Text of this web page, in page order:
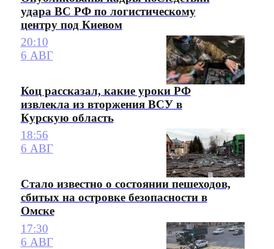
удара ВС РФ по логистическому
центру под Киевом
20:10
6 АВГ
Коц рассказал, какие уроки РФ
извлекла из вторжения ВСУ в
Курскую область
18:56
6 АВГ
Стало известно о состоянии пешеходов,
сбитых на островке безопасности в
Омске
17:30
6 АВГ